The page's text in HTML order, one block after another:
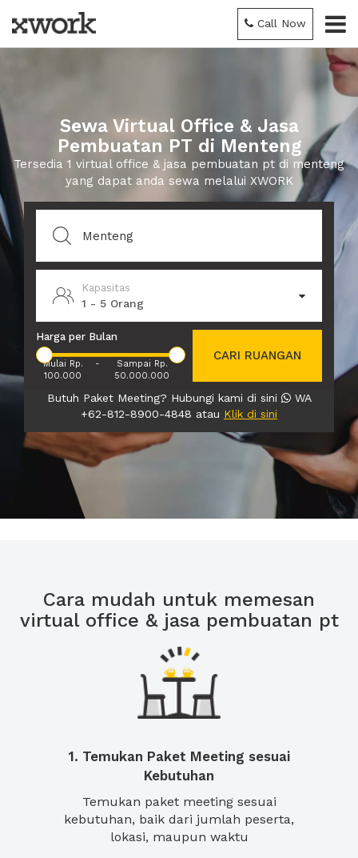
Call Now
Sewa Virtual Office & Jasa
Pembuatan PT di Menteng
Tersedia 1 virtual office & jasa pembuatan pt di menteng
yang dapat anda sewa melalui XWORK
Kapasitas
1 - 5 Orang
Harga per Bulan
Mulai Rp.
100.000
-
Sampai Rp.
50.000.000
CARI RUANGAN
Butuh Paket Meeting? Hubungi kami di sini
WA
+62-812-8900-4848 atau Klik di sini
Cara mudah untuk memesan
virtual office & jasa pembuatan pt
1. Temukan Paket Meeting sesuai
Kebutuhan
Temukan paket meeting sesuai
kebutuhan, baik dari jumlah peserta,
lokasi, maupun waktu